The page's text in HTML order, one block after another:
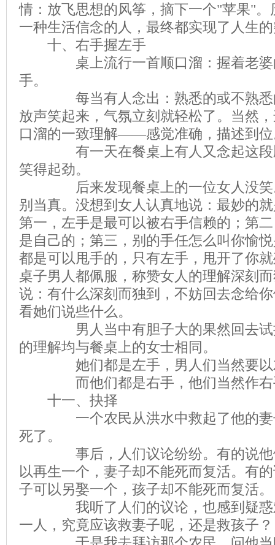
情：放飞思想的风筝，摘下一个"苹果"
一种生活信念的人，最终都实现了人生
十、右手握左手
桌上流行一首顺口溜：握着老婆
手。
每当有人念出：熟悉的或不熟悉
放声笑起来，气氛立刻就轻松了。当然
口溜的一致理解——感觉准确，描述到
有一天在餐桌上有人又念起这段
笑得起劲。
后来发现餐桌上的一位女人没笑
别当真。没想到女人认真地说：最妙的
第一，左手是最可以被右手信赖的；第
是自己的；第三，别的手任怎么叫你愉
都是可以甩手的，只有左手，甩开了你
桌子男人都佩服，称赞女人的理解深刻
说：有什么深刻而独到，不妨回去念给
看她们说些什么。
男人当中有胆子大的果然回去试
的理解均与餐桌上的女士相同。
她们都是左手，男人们当然要以
而他们都是右手，他们当然作右
十一、抉择
一个农民从洪水中救起了他的妻
死了。
事后，人们议论纷纷。有的说他
以再生一个，妻子却不能死而复活。有
子可以另娶一个，孩子却不能死而复活。
我听了人们的议论，也感到疑惑
一人，究竟应该救妻子呢，还是救孩子？